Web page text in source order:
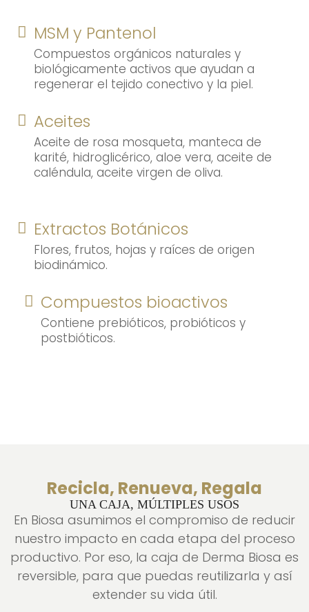
MSM y Pantenol
Compuestos orgánicos naturales y
biológicamente activos que ayudan a
regenerar el tejido conectivo y la piel.
Aceites
Aceite de rosa mosqueta, manteca de
karité, hidroglicérico, aloe vera, aceite de
caléndula, aceite virgen de oliva.
Extractos Botánicos
Flores, frutos, hojas y raíces de origen
biodinámico.
Compuestos bioactivos
Contiene prebióticos, probióticos y
postbióticos.
Recicla, Renueva, Regala
UNA CAJA, MÚLTIPLES USOS
En Biosa asumimos el compromiso de reducir
nuestro impacto en cada etapa del proceso
productivo. Por eso, la caja de Derma Biosa es
reversible, para que puedas reutilizarla y así
extender su vida útil.